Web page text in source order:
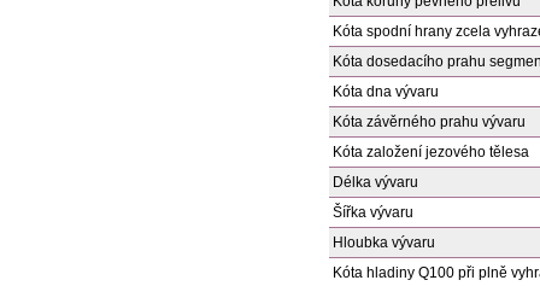
Kóta spodní hrany zcela
Kóta dosedacího prahu
Kóta dna vývaru
Kóta závěrného prahu vývaru
Kóta založení jezového tělesa
Délka vývaru
Šířka vývaru
Hloubka vývaru
Kóta hladiny Q100 při plně